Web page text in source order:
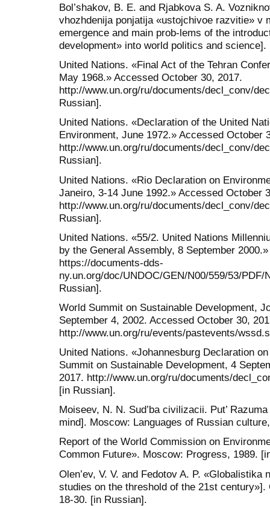
Bol’shakov, B. E. and Rjabkova S. A.
vhozhdenija ponjatija «ustojchivoe razvitie» v
emergence and main prob-lems of the
development» into world politics and
United Nations. «Final Act of the Tehran
May 1968.» Accessed October 30, 2017.
http://www.un.org/ru/documents/decl_conv/
Russian].
United Nations. «Declaration of the United
Environment, June 1972.» Accessed October
http://www.un.org/ru/documents/decl_conv/
Russian].
United Nations. «Rio Declaration on
Janeiro, 3-14 June 1992.» Accessed October
http://www.un.org/ru/documents/decl_conv/
Russian].
United Nations. «55/2. United Nations
by the General Assembly, 8 September
https://documents-dds-
ny.un.org/doc/UNDOC/GEN/N00/559/53/PDF/
Russian].
World Summit on Sustainable Development,
September 4, 2002. Accessed October 30,
http://www.un.org/ru/events/pastevents/
United Nations. «Johannesburg Declaration
Summit on Sustainable Development, 4
2017. http://www.un.org/ru/documents/
[in Russian].
Moiseev, N. N. Sud’ba civilizacii. Put’
mind]. Moscow: Languages of Russian
Report of the World Commission on
Common Future». Moscow: Progress, 1989.
Olen’ev, V. V. and Fedotov A. P. «Globalistika
studies on the threshold of the 21st
18-30. [in Russian].